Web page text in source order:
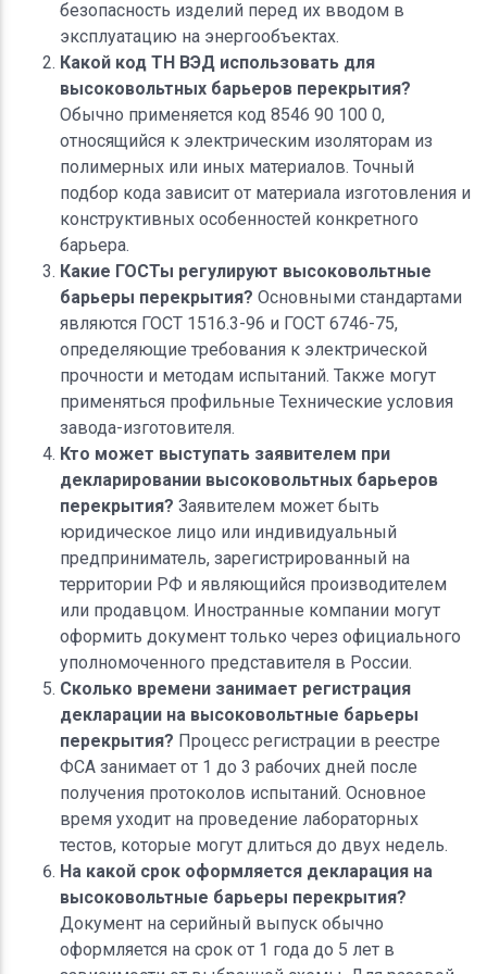
безопасность изделий перед их вводом в
эксплуатацию на энергообъектах.
Какой код ТН ВЭД использовать для
высоковольтных барьеров перекрытия?
Обычно применяется код 8546 90 100 0,
относящийся к электрическим изоляторам из
полимерных или иных материалов. Точный
подбор кода зависит от материала изготовления и
конструктивных особенностей конкретного
барьера.
Какие ГОСТы регулируют высоковольтные
барьеры перекрытия? Основными стандартами
являются ГОСТ 1516.3-96 и ГОСТ 6746-75,
определяющие требования к электрической
прочности и методам испытаний. Также могут
применяться профильные Технические условия
завода-изготовителя.
Кто может выступать заявителем при
декларировании высоковольтных барьеров
перекрытия? Заявителем может быть
юридическое лицо или индивидуальный
предприниматель, зарегистрированный на
территории РФ и являющийся производителем
или продавцом. Иностранные компании могут
оформить документ только через официального
уполномоченного представителя в России.
Сколько времени занимает регистрация
декларации на высоковольтные барьеры
перекрытия? Процесс регистрации в реестре
ФСА занимает от 1 до 3 рабочих дней после
получения протоколов испытаний. Основное
время уходит на проведение лабораторных
тестов, которые могут длиться до двух недель.
На какой срок оформляется декларация на
высоковольтные барьеры перекрытия?
Документ на серийный выпуск обычно
оформляется на срок от 1 года до 5 лет в